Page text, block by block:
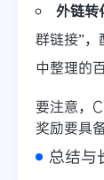
外链转
群链接”，
中整理的
要注意，
奖励要具
总结与